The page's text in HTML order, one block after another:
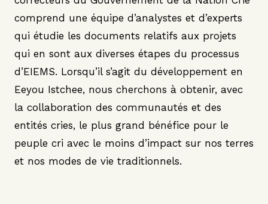
comprend une équipe d’analystes et d’experts
qui étudie les documents relatifs aux projets
qui en sont aux diverses étapes du processus
d’EIEMS. Lorsqu’il s’agit du développement en
Eeyou Istchee, nous cherchons à obtenir, avec
la collaboration des communautés et des
entités cries, le plus grand bénéfice pour le
peuple cri avec le moins d’impact sur nos terres
et nos modes de vie traditionnels.